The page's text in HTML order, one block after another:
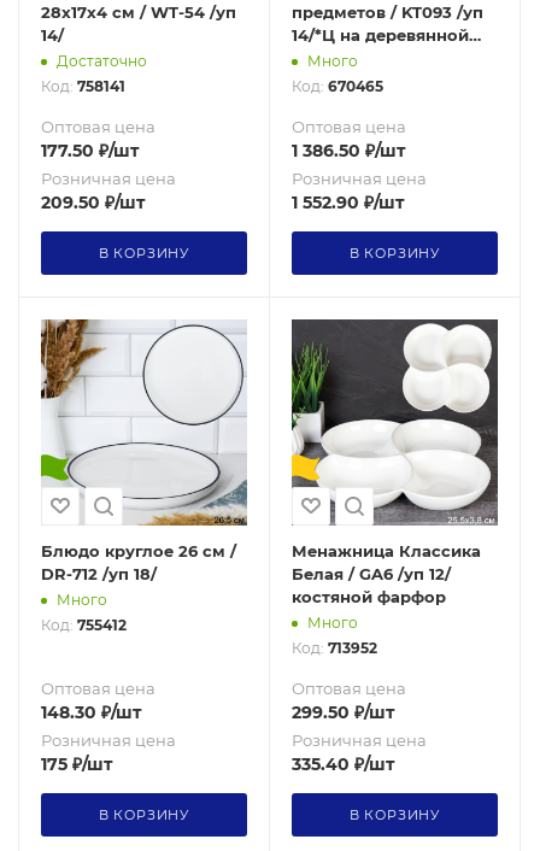
28х17х4 см / WT-54 /уп
14/
Достаточно
Код: 758141
Оптовая цена
177.50 ₽/шт
Розничная цена
209.50 ₽/шт
В КОРЗИНУ
предметов / KT093 /уп
14/*Ц на деревянной
подставке
Много
Код: 670465
Оптовая цена
1 386.50 ₽/шт
Розничная цена
1 552.90 ₽/шт
В КОРЗИНУ
Блюдо круглое 26 см /
DR-712 /уп 18/
Много
Код: 755412
Оптовая цена
148.30 ₽/шт
Розничная цена
175 ₽/шт
В КОРЗИНУ
Менажница Классика
Белая / GA6 /уп 12/
костяной фарфор
Много
Код: 713952
Оптовая цена
299.50 ₽/шт
Розничная цена
335.40 ₽/шт
В КОРЗИНУ